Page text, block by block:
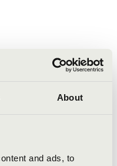
About
and ads, to